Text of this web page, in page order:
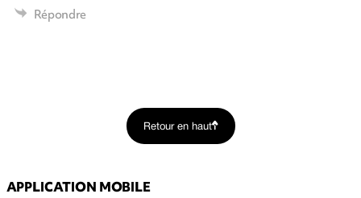
Répondre
Retour en haut
APPLICATION MOBILE